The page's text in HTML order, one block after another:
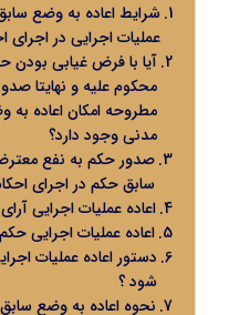
شرایط اعاده به وضع
عملیات اجرایی در اجرای
آیا با فرض غیابی
محکوم علیه و نهایتا
مطروحه امکان اعاده
مدنی وجود دارد؟
صدور حکم به نفع
سابق حکم در اجرای
اعاده عملیات اجرایی
اعاده عملیات اجرایی
دستور اعاده عملیات
شود ؟
نحوه اعاده به وضع